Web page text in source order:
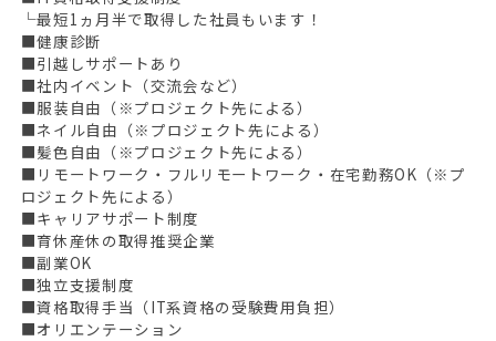
└最短1ヵ月半で取得した社員もいます！
■健康診断
■引越しサポートあり
■社内イベント（交流会など）
■服装自由（※プロジェクト先による）
■ネイル自由（※プロジェクト先による）
■髪色自由（※プロジェクト先による）
■リモートワーク・フルリモートワーク・在宅勤務OK（※プ
ロジェクト先による）
■キャリアサポート制度
■育休産休の取得推奨企業
■副業OK
■独立支援制度
■資格取得手当（IT系資格の受験費用負担）
■オリエンテーション